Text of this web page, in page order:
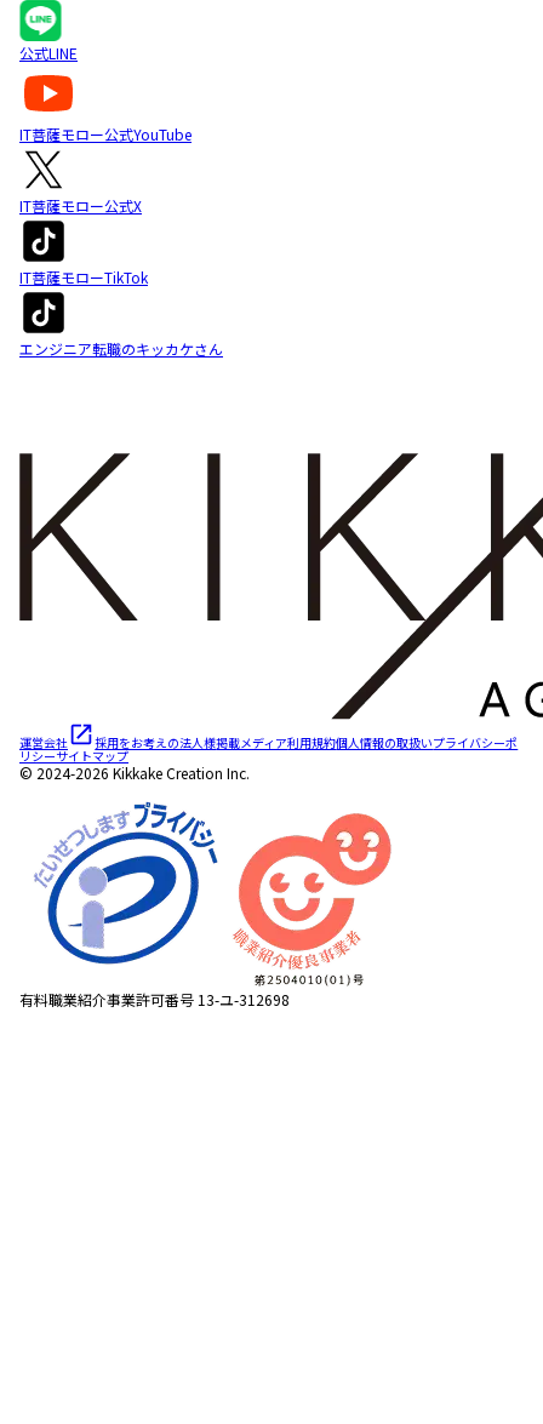
公式LINE
IT菩薩モロー公式YouTube
IT菩薩モロー公式X
IT菩薩モローTikTok
エンジニア転職のキッカケさん
運営会社 採用をお考えの法人様掲載メディア利用規約個人情報の取扱いプライバシーポ
リシーサイトマップ
© 2024-2026 Kikkake Creation Inc.
有料職業紹介事業許可番号 13-ユ-312698